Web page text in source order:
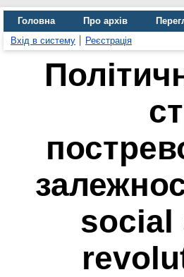
Головна Про архів
Вхід в систему
Реєстрація
social